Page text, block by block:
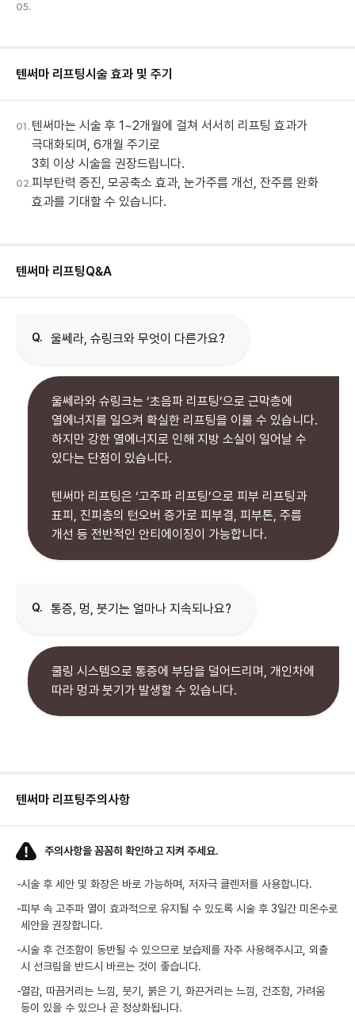
05.
텐써마 리프팅시술 효과 및 주기
01. 텐써마는 시술 후 1~2개월에 걸쳐 서서히 리프팅 효과가
극대화되며, 6개월 주기로
3회 이상 시술을 권장드립니다.
02.피부탄력 증진, 모공축소 효과, 눈가주름 개선, 잔주름 완화
효과를 기대할 수 있습니다.
텐써마 리프팅Q&A
Q. 울쎄라, 슈링크와 무엇이 다른가요?
울쎄라와 슈링크는 ‘초음파 리프팅’으로 근막층에
열에너지를 일으켜 확실한 리프팅을 이룰 수 있습니다.
하지만 강한 열에너지로 인해 지방 소실이 일어날 수
있다는 단점이 있습니다.
텐써마 리프팅은 ‘고주파 리프팅’으로 피부 리프팅과
표피, 진피층의 턴오버 증가로 피부결, 피부톤, 주름
개선 등 전반적인 안티에이징이 가능합니다.
Q. 통증, 멍, 붓기는 얼마나 지속되나요?
쿨링 시스템으로 통증에 부담을 덜어드리며, 개인차에
따라 멍과 붓기가 발생할 수 있습니다.
텐써마 리프팅주의사항
주의사항을 꼼꼼히 확인하고 지켜 주세요.
-시술 후 세안 및 화장은 바로 가능하며, 저자극 클렌저를 사용합니다.
-피부 속 고주파 열이 효과적으로 유지될 수 있도록 시술 후 3일간 미온수로
세안을 권장합니다.
-시술 후 건조함이 동반될 수 있으므로 보습제를 자주 사용해주시고, 외출
시 선크림을 반드시 바르는 것이 좋습니다.
-열감, 따끔거리는 느낌, 붓기, 붉은 기, 화끈거리는 느낌, 건조함, 가려움
등이 있을 수 있으나 곧 정상화됩니다.